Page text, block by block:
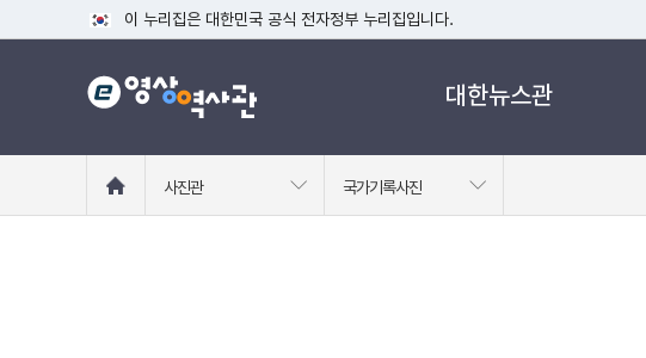
이 누리집은 대한민국 공식 전자정부 누리집입니다.
공식 누리집 주소 확인하기
go.kr 주소를 사용하는 누리집은 대한민국 정부기관이 관리하는 누리집입니다.
대한뉴스관
로
사진관 국가기록사진